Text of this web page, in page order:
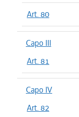
Art. 80
Capo III
Art. 81
Capo IV
Art. 82